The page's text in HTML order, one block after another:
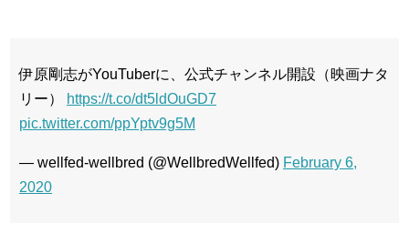
伊原剛志がYouTuberに、公式チャンネル開設（映画ナタ
リー）
https://t.co/dt5ldOuGD7
pic.twitter.com/ppYptv9g5M
— wellfed-wellbred (@WellbredWellfed) February 6,
2020